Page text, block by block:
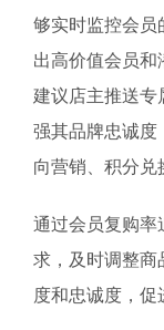
够实时监控会员
出高价值会员和
建议店主推送专
强其品牌忠诚度
向营销、积分兑
通过会员复购率
求，及时调整商
度和忠诚度，促